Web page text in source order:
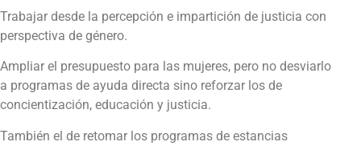
Trabajar desde la percepción e impartición de justicia con
perspectiva de género.
Ampliar el presupuesto para las mujeres, pero no desviarlo
a programas de ayuda directa sino reforzar los de
concientización, educación y justicia.
También el de retomar los programas de estancias